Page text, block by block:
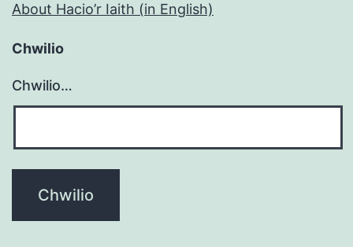
About Hacio’r Iaith (in English)
Chwilio
Chwilio…